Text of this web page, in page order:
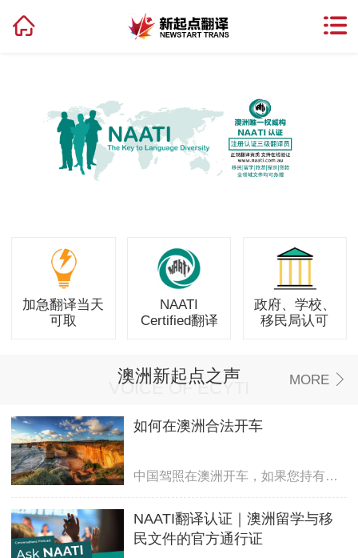
加急翻译当天
可取
NAATI
Certified翻译
政府、学校、
移民局认可
澳洲新起点之声
VOICE OF ECYTI MORE
如何在澳洲合法开车
中国驾照在澳洲开车，如果您持有学生签证，旅游签证，探亲签证，您不需要更
NAATI翻译认证｜澳洲留学与移
民文件的官方通行证